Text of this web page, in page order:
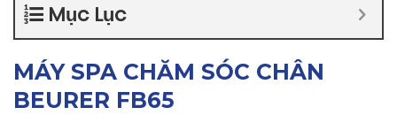
Mục Lục
MÁY SPA CHĂM SÓC CHÂN
BEURER FB65